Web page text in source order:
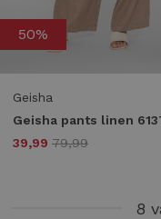
50%
Geisha
39,99 79,99
8